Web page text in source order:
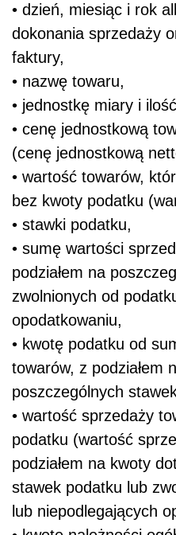
• dzień, miesiąc i rok
dokonania sprzedaży
faktury,
• nazwę towaru,
• jednostkę miary i
• cenę jednostkową
(cenę jednostkową
• wartość towarów,
bez kwoty podatku
• stawki podatku,
• sumę wartości
podziałem na
zwolnionych od
opodatkowaniu,
• kwotę podatku od
towarów, z podziałem
poszczególnych
• wartość sprzedaży
podatku (wartość
podziałem na kwoty
stawek podatku lub
lub niepodlegających